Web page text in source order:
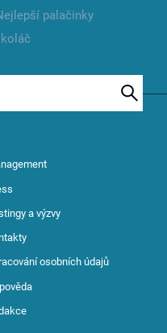
palačinky
a výzvy
osobních údajů